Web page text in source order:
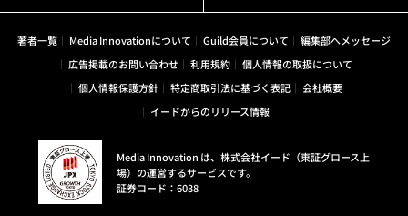
著者一覧 Media Innovationについて Guild会員について
編集部へメッセージ
広告掲載のお問い合わせ
利用規約
個人情報の取扱について
個人情報保護方針
特定商取引法に基づく表記
会社概要
イードからのリリース情報
Media Innovation は、株式会社イード（東証グロース上
場）の運営するサービスです。
証券コード：6038